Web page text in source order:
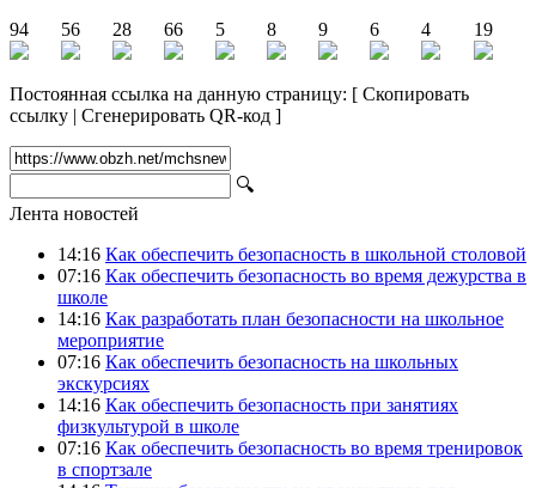
94
56 28 66 5 8 9 6 4 19
Постоянная ссылка на данную страницу: [ Скопировать
ссылку | Сгенерировать QR-код ]
🔍
Лента новостей
14:16 Как обеспечить безопасность в школьной столовой
07:16 Как обеспечить безопасность во время дежурства в
школе
14:16 Как разработать план безопасности на школьное
мероприятие
07:16 Как обеспечить безопасность на школьных
экскурсиях
14:16 Как обеспечить безопасность при занятиях
физкультурой в школе
07:16 Как обеспечить безопасность во время тренировок
в спортзале